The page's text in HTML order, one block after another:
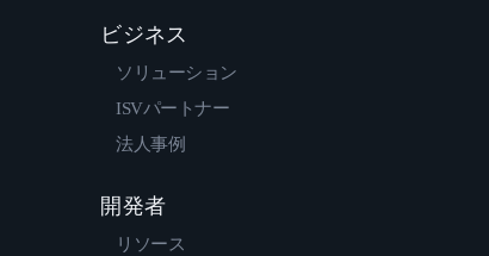
ビジネス
ソリューション
ISVパートナー
法人事例
開発者
リソース